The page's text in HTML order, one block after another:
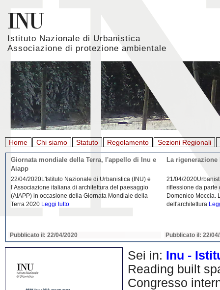
Istituto Nazionale di Urbanistica
Associazione di protezione ambientale
Home Chi siamo Statuto Regolamento Sezioni Regionali
Giornata mondiale della Terra, l'appello di Inu e
Aiapp
22/04/2020L'Istituto Nazionale di Urbanistica (INU) e
l’Associazione italiana di architettura del paesaggio
(AIAPP) in occasione della Giornata Mondiale della
Terra 2020 Leggi tutto
Pubblicato il: 22/04/2020
La
21/04/
riflessione da parte
Domenico Moccia.
dell'architettura
Pubblicato il: 22/
Sei in: Inu -
Reading built
Congresso